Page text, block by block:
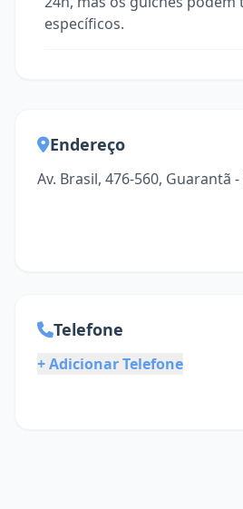
específicos.
Endereço
Av. Brasil, 476-560, Guarantã -
Telefone
+ Adicionar Telefone